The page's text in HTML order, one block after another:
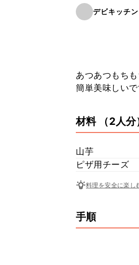
デビキッチン
あつあつもち
簡単美味しい
材料 （2人分
山芋
ピザ用チーズ
料理を安全に楽し
手順